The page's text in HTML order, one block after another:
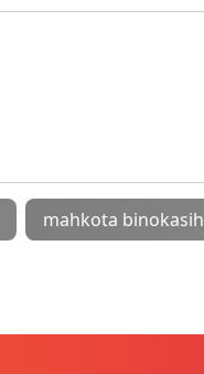
mahkota binokasih